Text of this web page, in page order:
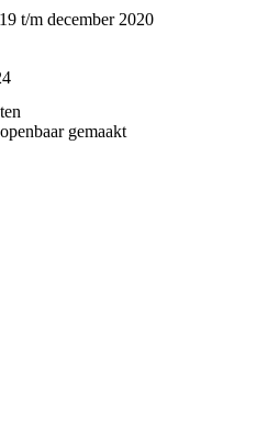
t/m december 2020
gemaakt